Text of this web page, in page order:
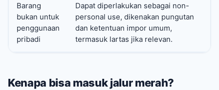
Barang
bukan untuk
penggunaan
pribadi
Dapat diperlakukan sebagai non-
personal use, dikenakan pungutan
dan ketentuan impor umum,
termasuk lartas jika relevan.
Kenapa bisa masuk jalur merah?